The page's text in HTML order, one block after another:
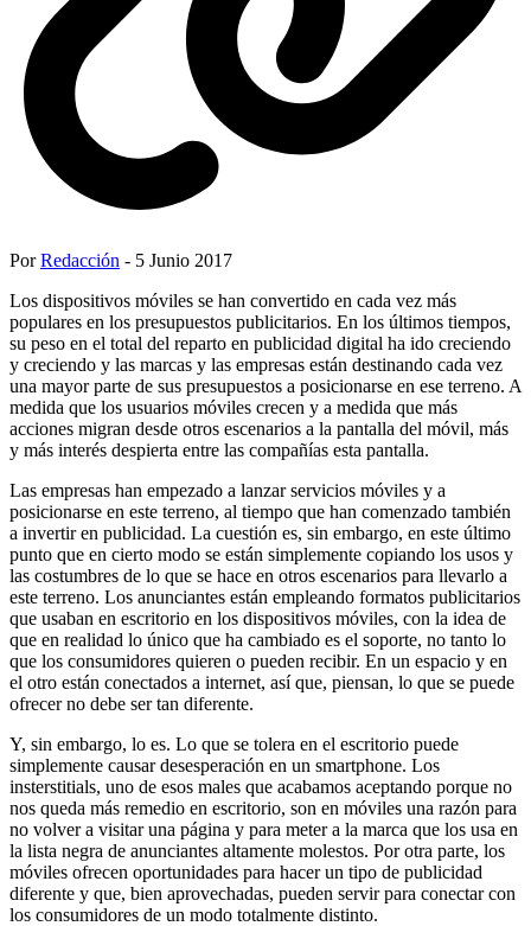
PorRedacción - 5 Junio 2017
Los dispositivos móviles se han convertido en cada vez más
populares en los presupuestos publicitarios. En los últimos tiempos,
su peso en el total del reparto en publicidad digital ha ido creciendo
y creciendo y las marcas y las empresas están destinando cada vez
una mayor parte de sus presupuestos a posicionarse en ese terreno. A
medida que los usuarios móviles crecen y a medida que más
acciones migran desde otros escenarios a la pantalla del móvil, más
y más interés despierta entre las compañías esta pantalla.
Las empresas han empezado a lanzar servicios móviles y a
posicionarse en este terreno, al tiempo que han comenzado también
a invertir en publicidad. La cuestión es, sin embargo, en este último
punto que en cierto modo se están simplemente copiando los usos y
las costumbres de lo que se hace en otros escenarios para llevarlo a
este terreno. Los anunciantes están empleando formatos publicitarios
que usaban en escritorio en los dispositivos móviles, con la idea de
que en realidad lo único que ha cambiado es el soporte, no tanto lo
que los consumidores quieren o pueden recibir. En un espacio y en
el otro están conectados a internet, así que, piensan, lo que se puede
ofrecer no debe ser tan diferente.
Y, sin embargo, lo es. Lo que se tolera en el escritorio puede
simplemente causar desesperación en un smartphone. Los
insterstitials, uno de esos males que acabamos aceptando porque no
nos queda más remedio en escritorio, son en móviles una razón para
no volver a visitar una página y para meter a la marca que los usa en
la lista negra de anunciantes altamente molestos. Por otra parte, los
móviles ofrecen oportunidades para hacer un tipo de publicidad
diferente y que, bien aprovechadas, pueden servir para conectar con
los consumidores de un modo totalmente distinto.